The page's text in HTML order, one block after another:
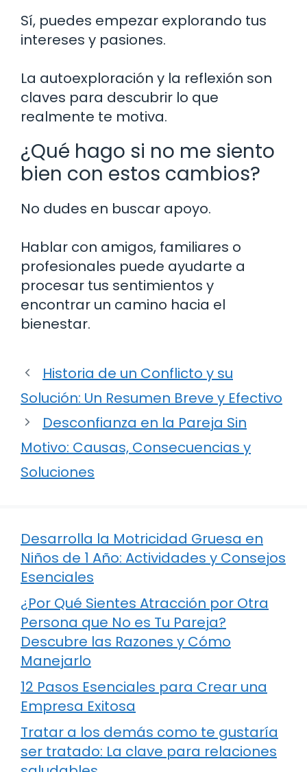
Sí, puedes empezar explorando tus
intereses y pasiones.
La autoexploración y la reflexión son
claves para descubrir lo que
realmente te motiva.
¿Qué hago si no me siento
bien con estos cambios?
No dudes en buscar apoyo.
Hablar con amigos, familiares o
profesionales puede ayudarte a
procesar tus sentimientos y
encontrar un camino hacia el
bienestar.
Historia de un Conflicto y su
Solución: Un Resumen Breve y Efectivo
Desconfianza en la Pareja Sin
Motivo: Causas, Consecuencias y
Soluciones
Desarrolla la Motricidad Gruesa en
Niños de 1 Año: Actividades y Consejos
Esenciales
¿Por Qué Sientes Atracción por Otra
Persona que No es Tu Pareja?
Descubre las Razones y Cómo
Manejarlo
12 Pasos Esenciales para Crear una
Empresa Exitosa
Tratar a los demás como te gustaría
ser tratado: La clave para relaciones